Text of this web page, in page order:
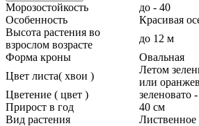
Морозостойкость
до - 40
Особенность
Красивая
Высота растения во
взрослом возрасте
до 12 м
Форма кроны
Овальная
Цвет листа( хвои )
Летом
или
Цветение ( цвет )
зеленовато
Прирост в год
40 см
Вид растения
Лиственное